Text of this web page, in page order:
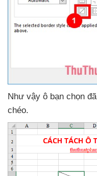
Như vậy ô bạn chọn đã
chéo.